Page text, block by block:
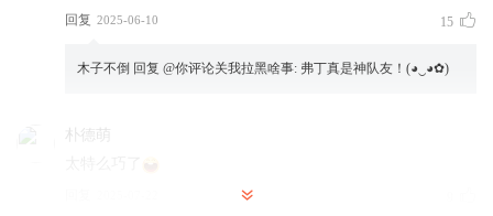
回复 2025-06-10 15
木子不倒 回复 @你评论关我拉黑啥事: 弗丁真是神队友！(◕‿◕✿)
朴德萌